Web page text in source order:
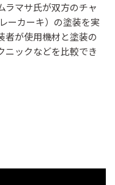
マサ氏が双方のチャ
ーカーキ）の塗装を実
者が使用機材と塗装の
ニックなどを比較でき